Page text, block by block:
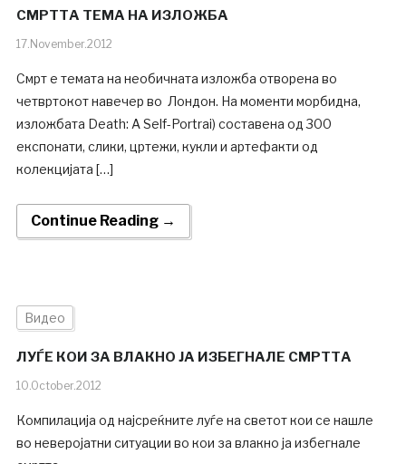
СМРТТА ТЕМА НА ИЗЛОЖБА
17.November.2012
Смрт е темата на необичната изложба отворена во
четвртокот навечер во Лондон. На моменти морбидна,
изложбата Death: A Self-Portrai) составена од 300
експонати, слики, цртежи, кукли и артефакти од
колекцијата […]
Continue Reading →
Видео
ЛУЃЕ КОИ ЗА ВЛАКНО ЈА ИЗБЕГНАЛЕ СМРТТА
10.October.2012
Компилација од најсреќните луѓе на светот кои се нашле
во неверојатни ситуации во кои за влакно ја избегнале